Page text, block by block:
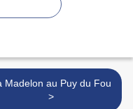
Madelon au Puy du Fou
>